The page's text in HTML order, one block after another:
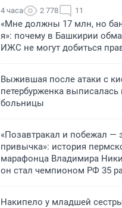
4 часа 2 778 11
«Мне должны 17 млн, но
я»: почему в Башкирии
ИЖС не могут добиться
Выжившая после атаки с
петербурженка выписалась
больницы
«Позавтракал и побежал —
привычка»: история
марафонца Владимира
он стал чемпионом РФ 35
Накипело у младшей